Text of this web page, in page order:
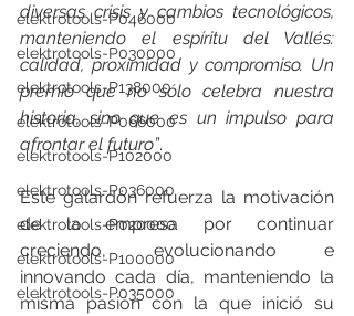
elektrotools-P046000
elektrotools-P030000
elektrotools-P138000
elektrotools-P066000
elektrotools-P102000
elektrotools-P036000
elektrotools-P020000
elektrotools-P100000
elektrotools-P035000
diversas crisis y cambios tecnológicos,
manteniendo el espíritu del Vallés:
calidad, proximidad y compromiso. Un
premio que no sólo celebra nuestra
historia, sino que es un impulso para
afrontar el futuro”.
Este galardón refuerza la motivación
de la empresa por continuar
creciendo, evolucionando e
innovando cada día, manteniendo la
misma pasión con la que inició su